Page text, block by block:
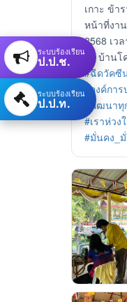
เกาะ ข้า
หน้าที่งา
2568 เว
12 บ้านโ
#ฉีดวัคซี
#องค์กา
#พัฒนา
#เราห่วง
#มั่นคง_
ระบบร้องเรียน
ป.ป.ช.
ระบบร้องเรียน
ป.ป.ท.